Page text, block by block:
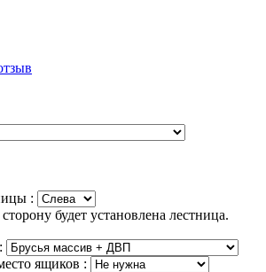
:
будет установлена лестница.
ящиков :